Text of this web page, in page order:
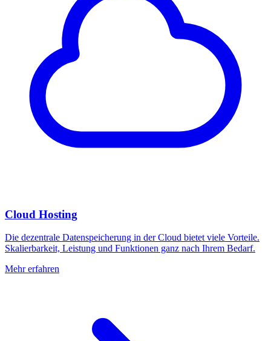
Cloud Hosting
Die dezentrale Datenspeicherung in der Cloud bietet viele Vorteile.
Skalierbarkeit, Leistung und Funktionen ganz nach Ihrem Bedarf.
Mehr erfahren